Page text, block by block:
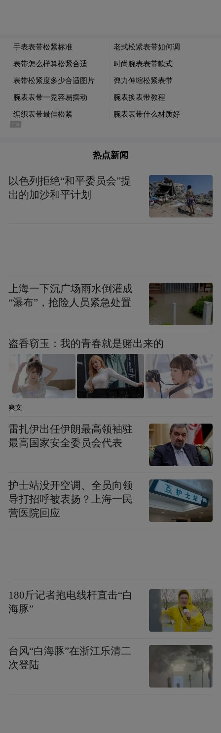
热点新闻
以色列拒绝“和平委员会”提
出的加沙和平计划
上海一下沉广场雨水倒灌成
“瀑布”，抢险人员紧急处置
盗香窃玉：我的青春就是赌出来的
爽文
雷扎伊出任伊朗最高领袖驻
最高国家安全委员会代表
护士站没开空调、全员向领
导打招呼被表扬？上海一民
营医院回应
180斤记者抱电线杆直击“白
海豚”
台风“白海豚”在浙江乐清二
次登陆